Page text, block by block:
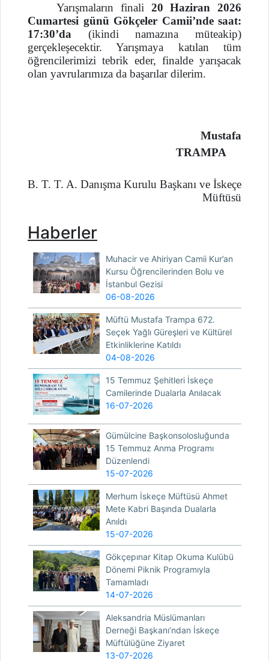
Yarışmaların finali 20 Haziran 2026
Cumartesi günü Gökçeler Camii’nde saat:
17:30’da (ikindi namazına müteakip)
gerçekleşecektir. Yarışmaya katılan tüm
öğrencilerimizi tebrik eder, finalde yarışacak
olan yavrularımıza da başarılar dilerim.
Mustafa
TRAMPA
B. T. T. A. Danışma Kurulu Başkanı ve İskeçe
Müftüsü
Haberler
Muhacir ve Ahiriyan Camii Kur’an
Kursu Öğrencilerinden Bolu ve
İstanbul Gezisi
06-08-2026
Müftü Mustafa Trampa 672.
Seçek Yağlı Güreşleri ve Kültürel
Etkinliklerine Katıldı
04-08-2026
15 Temmuz Şehitleri İskeçe
Camilerinde Dualarla Anılacak
16-07-2026
Gümülcine Başkonsolosluğunda
15 Temmuz Anma Programı
Düzenlendi
15-07-2026
Merhum İskeçe Müftüsü Ahmet
Mete Kabri Başında Dualarla
Anıldı
15-07-2026
Gökçepınar Kitap Okuma Kulübü
Dönemi Piknik Programıyla
Tamamladı
14-07-2026
Aleksandria Müslümanları
Derneği Başkanı’ndan İskeçe
Müftülüğüne Ziyaret
13-07-2026